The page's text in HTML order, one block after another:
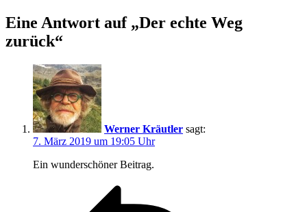
Eine Antwort auf „Der echte Weg
zurück“
Werner Kräutler sagt:
7. März 2019 um 19:05 Uhr
Ein wunderschöner Beitrag.